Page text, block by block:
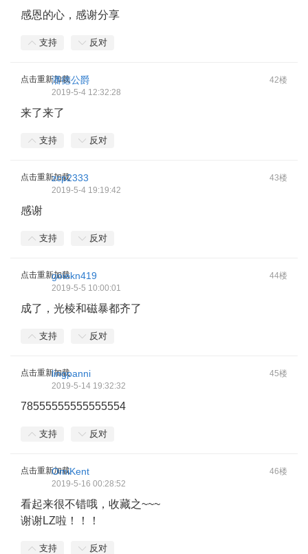
感恩的心，感谢分享
支持 反对
点击重新加载 42楼
潘德公爵
2019-5-4 12:32:28
来了来了
支持 反对
点击重新加载 43楼
zcp2333
2019-5-4 19:19:42
感谢
支持 反对
点击重新加载 44楼
goiekn419
2019-5-5 10:00:01
成了，光棱和磁暴都齐了
支持 反对
点击重新加载 45楼
lingpanni
2019-5-14 19:32:32
78555555555555554
支持 反对
点击重新加载 46楼
OmiKent
2019-5-16 00:28:52
看起来很不错哦，收藏之~~~
谢谢LZ啦！！！
支持 反对